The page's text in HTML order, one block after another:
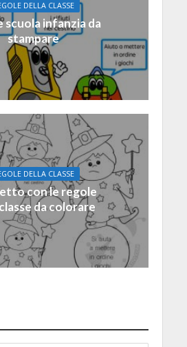
DELLA CLASSE
scuola infanzia da
stampare
DELLA CLASSE
con le regole
da colorare